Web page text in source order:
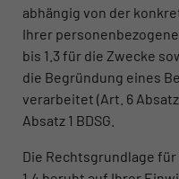
abhängig von der
Ihrer
bis 1.3 für die Zwecke
die Begründung eines
verarbeitet (Art. 6 Absatz
Absatz 1 BDSG.
Die Rechtsgrundlage